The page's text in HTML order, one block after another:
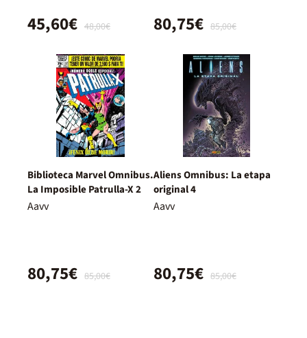
48,00€
45,60€ 85,00€
80,75€
Biblioteca Marvel Omnibus.
La Imposible Patrulla-X 2
Aavv
85,00€
80,75€
Aliens Omnibus: La etapa
original 4
Aavv
85,00€
80,75€